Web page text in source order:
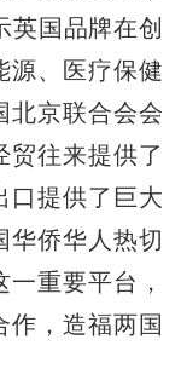
英国品牌在创
源、医疗保健
北京联合会会
贸往来提供了
口提供了巨大
华侨华人热切
重要平台，
作，造福两国